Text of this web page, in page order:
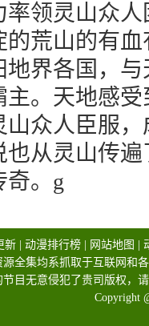
领灵山众
荒山的有
界各国，
。天地感
众人臣服
从灵山传
奇。g
新 动漫排行榜 网站地图
全集均系抓取于互联网和
目无意侵犯了贵司版权，
Copyright